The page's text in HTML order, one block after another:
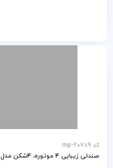
کد mp-20789
صندلی زیبایی 4 موتوره، 4شکن مدل SL1